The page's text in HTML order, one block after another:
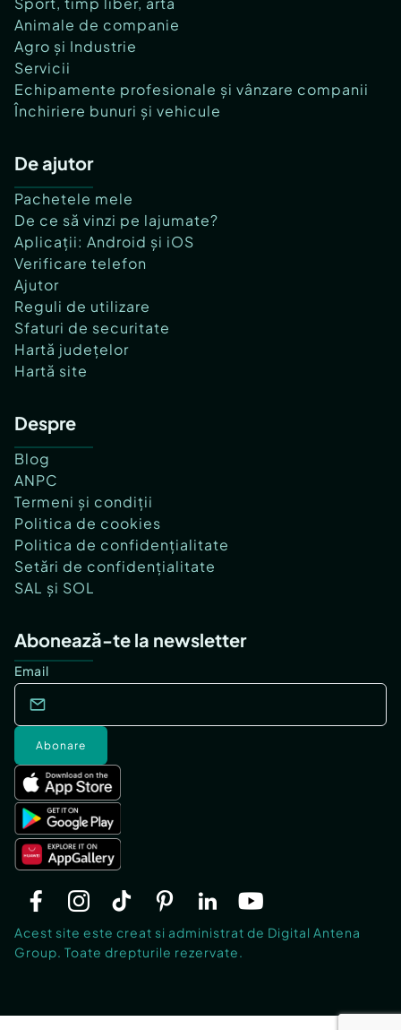
Animale de companie
Agro și Industrie
Servicii
Echipamente profesionale și vânzare companii
Închiriere bunuri și vehicule
De ajutor
Pachetele mele
De ce să vinzi pe lajumate?
Aplicații: Android și iOS
Verificare telefon
Ajutor
Reguli de utilizare
Sfaturi de securitate
Hartă județelor
Hartă site
Despre
Blog
ANPC
Termeni și condiții
Politica de cookies
Politica de confidențialitate
Setări de confidențialitate
SAL și SOL
Abonează-te la newsletter
Email
Abonare
Acest site este creat si administrat de Digital Antena
Group. Toate drepturile rezervate.